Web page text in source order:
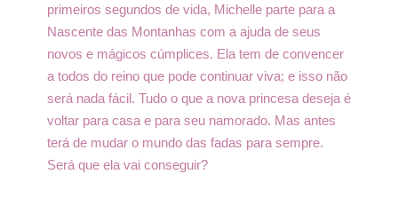
primeiros segundos de vida, Michelle parte para a
Nascente das Montanhas com a ajuda de seus
novos e mágicos cúmplices. Ela tem de convencer
a todos do reino que pode continuar viva; e isso não
será nada fácil. Tudo o que a nova princesa deseja é
voltar para casa e para seu namorado. Mas antes
terá de mudar o mundo das fadas para sempre.
Será que ela vai conseguir?